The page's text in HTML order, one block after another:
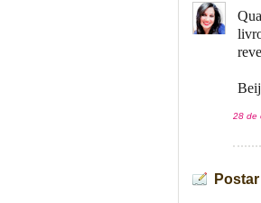
28 de